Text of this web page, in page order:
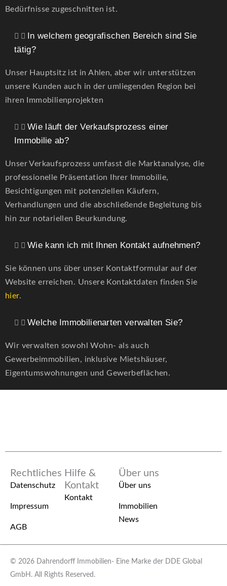
Bedürfnisse zugeschnitten ist.
In welchem geografischen Bereich sind Sie
tätig?
Unser Hauptsitz ist in Ahlen, aber wir unterstützen
unsere Kunden auch in der umliegenden Region bei
ihren Immobilienprojekten
Wie läuft der Verkaufsprozess einer
Immobilie ab?
Unser Verkaufsprozess umfasst die Marktanalyse, die
professionelle Präsentation Ihrer Immobilie,
Besichtigungen mit potenziellen Käufern,
Verhandlungen und die abschließende Begleitung bis
hin zur notariellen Beurkundung.
Wie kann ich mit Ihnen Kontakt aufnehmen?
Sie können uns über unser Kontaktformular auf der
Website erreichen. Unsere Kontaktdaten finden Sie
hier.
Welche Immobilienarten verwalten Sie?
Wir verwalten sowohl Wohn- als auch
Gewerbeimmobilien, inklusive Mietshäuser,
Eigentumswohnungen und Gewerbeflächen.
Rechtliches
Datenschutz
Impressum
AGB
Hilfe &
Kontakt
Kontakt
Über uns
Über uns
Immobilien
News
© 2026 Dahrendorff Immobilien- Eine Marke der DDE Global
GmbH. All Rights Reserved.